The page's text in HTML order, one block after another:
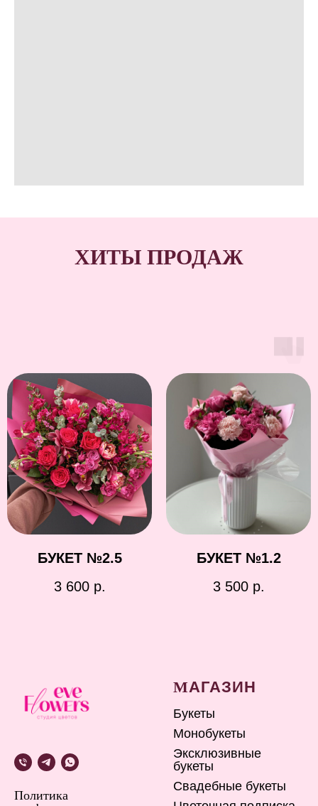
ХИТЫ ПРОДАЖ
БУКЕТ №2.5
3 600 р.
БУКЕТ №1.2
3 500 р.
Политика
МАГАЗИН
Букеты
Монобукеты
Эксклюзивные
букеты
Свадебные букеты